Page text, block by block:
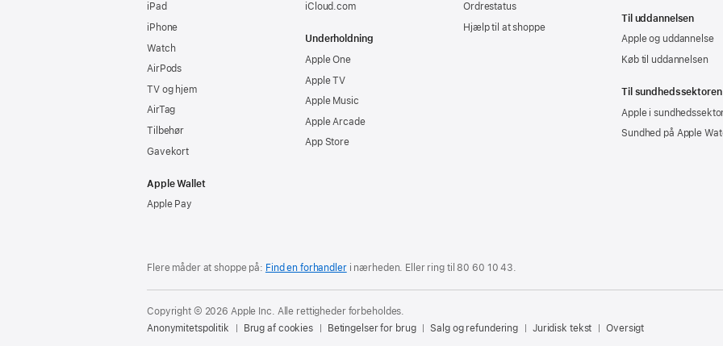
iPad
iPhone
Watch
AirPods
TV og hjem
AirTag
Tilbehør
Gavekort
Apple Wallet
Apple Pay
iCloud.com
Underholdning
Apple One
Apple TV
Apple Music
Apple Arcade
App Store
Ordrestatus
Hjælp til at shoppe
Til uddannelsen
Apple og uddannelse
Køb til uddannelsen
Til sundhedssektoren
Apple i
Sundhed på Apple
Flere måder at shoppe på: Find en forhandleri nærheden. Eller ring til80 60 10 43
Copyright © 2026 Apple Inc. Alle rettigheder forbeholdes.
Anonymitetspolitik
Brug af cookies Betingelser for brug Salg og refundering Juridisk tekst Oversigt